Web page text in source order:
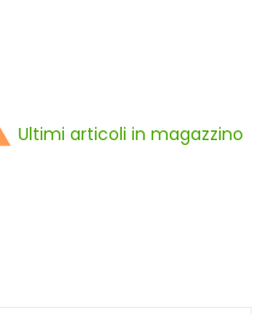
Ultimi articoli in magazzino